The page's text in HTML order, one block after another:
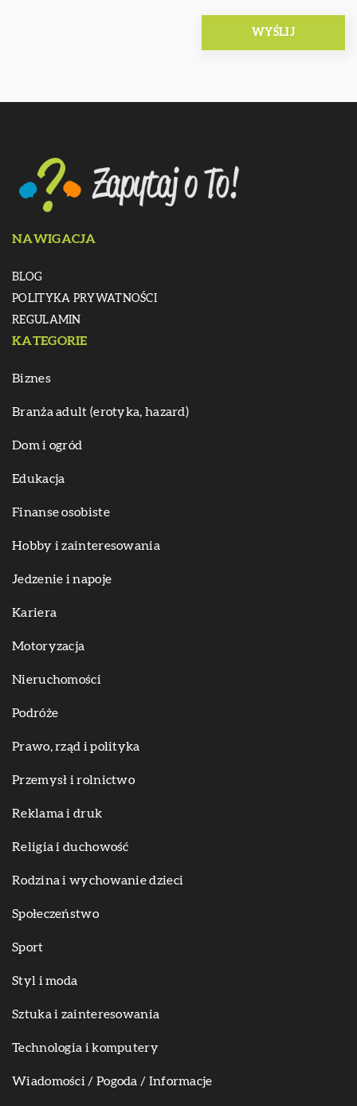
NAWIGACJA
BLOG
POLITYKA PRYWATNOŚCI
REGULAMIN
KATEGORIE
Biznes
Branża adult (erotyka, hazard)
Dom i ogród
Edukacja
Finanse osobiste
Hobby i zainteresowania
Jedzenie i napoje
Kariera
Motoryzacja
Nieruchomości
Podróże
Prawo, rząd i polityka
Przemysł i rolnictwo
Reklama i druk
Religia i duchowość
Rodzina i wychowanie dzieci
Społeczeństwo
Sport
Styl i moda
Sztuka i zainteresowania
Technologia i komputery
Wiadomości / Pogoda / Informacje